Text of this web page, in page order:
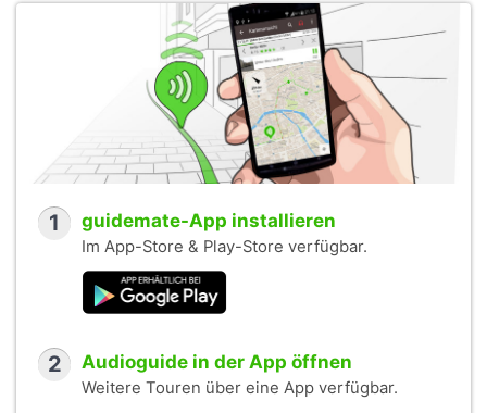
1 guidemate-App installieren
Im App-Store & Play-Store verfügbar.
2 Audioguide in der App öffnen
Weitere Touren über eine App verfügbar.